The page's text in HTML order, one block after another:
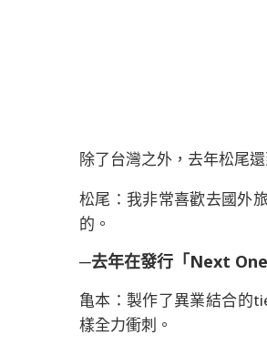
除了台灣之外，去年松尾
松尾：我非常喜歡去國外
的。
─去年在發行「Next One
亀本：製作了異業結合的
樣全力衝刺。